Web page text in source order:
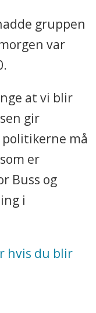
gruppen
var
at vi blir
gir
må
er
Buss og
i
hvis du blir